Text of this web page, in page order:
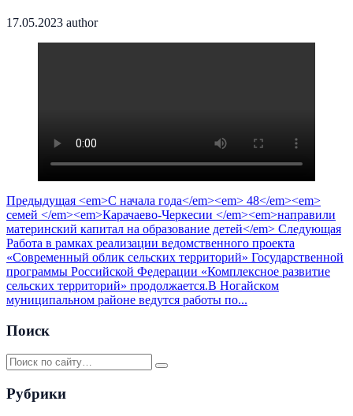
17.05.2023 author
Предыдущая <em>С начала года</em><em> 48</em><em>
семей </em><em>Карачаево-Черкесии </em><em>направили
материнский капитал на образование детей</em> Следующая
Работа в рамках реализации ведомственного проекта
«Современный облик сельских территорий» Государственной
программы Российской Федерации «Комплексное развитие
сельских территорий» продолжается.В Ногайском
муниципальном районе ведутся работы по...
Поиск
Рубрики